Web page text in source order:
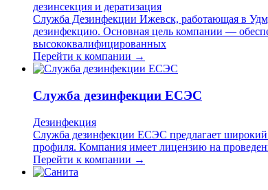
дезинсекция и дератизация
Служба Дезинфекции Ижевск, работающая в
дезинфекцию. Основная цель компании —
высококвалифицированных
Перейти к компании →
Служба дезинфекции ЕСЭС
Дезинфекция
Служба дезинфекции ЕСЭС предлагает широкий
профиля. Компания имеет лицензию на
Перейти к компании →